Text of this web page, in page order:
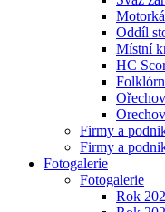
Oddíl
Místní
HC
Firmy a
Firmy a
Fotogalerie
Fotogalerie
Rok